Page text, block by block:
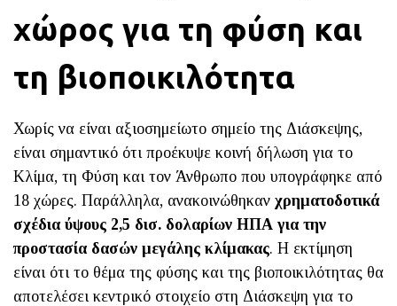
χώρος για τη φύση και
τη βιοποικιλότητα
Χωρίς να είναι αξιοσημείωτο σημείο της Διάσκεψης,
είναι σημαντικό ότι προέκυψε κοινή δήλωση για το
Κλίμα, τη Φύση και τον Άνθρωπο που υπογράφηκε από
18 χώρες. Παράλληλα, ανακοινώθηκαν χρηματοδοτικά
σχέδια ύψους 2,5 δισ. δολαρίων ΗΠΑ για την
προστασία δασών μεγάλης κλίμακας. Η εκτίμηση
είναι ότι το θέμα της φύσης και της βιοποικιλότητας θα
αποτελέσει κεντρικό στοιχείο στη Διάσκεψη για το